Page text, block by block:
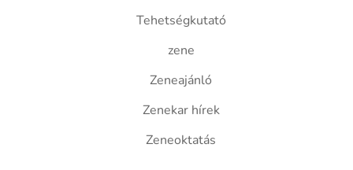
Tehetségkutató
zene
Zeneajánló
Zenekar hírek
Zeneoktatás